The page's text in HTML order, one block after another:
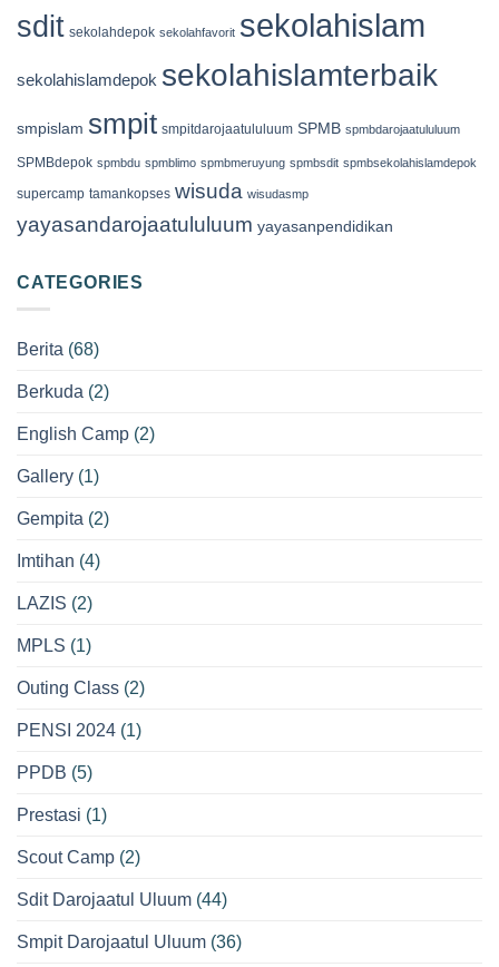
sdit sekolahdepok sekolahfavorit sekolahislam
sekolahislamdepok sekolahislamterbaik
smpislam smpit smpitdarojaatululuum SPMB spmbdarojaatululuum
SPMBdepok spmbdu spmblimo spmbmeruyung spmbsdit spmbsekolahislamdepok
supercamp tamankopses wisuda wisudasmp
yayasandarojaatululuum yayasanpendidikan
CATEGORIES
Berita (68)
Berkuda (2)
English Camp (2)
Gallery (1)
Gempita (2)
Imtihan (4)
LAZIS (2)
MPLS (1)
Outing Class (2)
PENSI 2024 (1)
PPDB (5)
Prestasi (1)
Scout Camp (2)
Sdit Darojaatul Uluum (44)
Smpit Darojaatul Uluum (36)